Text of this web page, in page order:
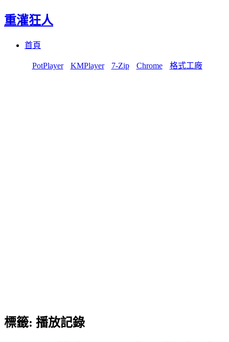
重灌狂人
首頁
PotPlayer KMPlayer 7-Zip Chrome 格式工廠
標籤: 播放記錄